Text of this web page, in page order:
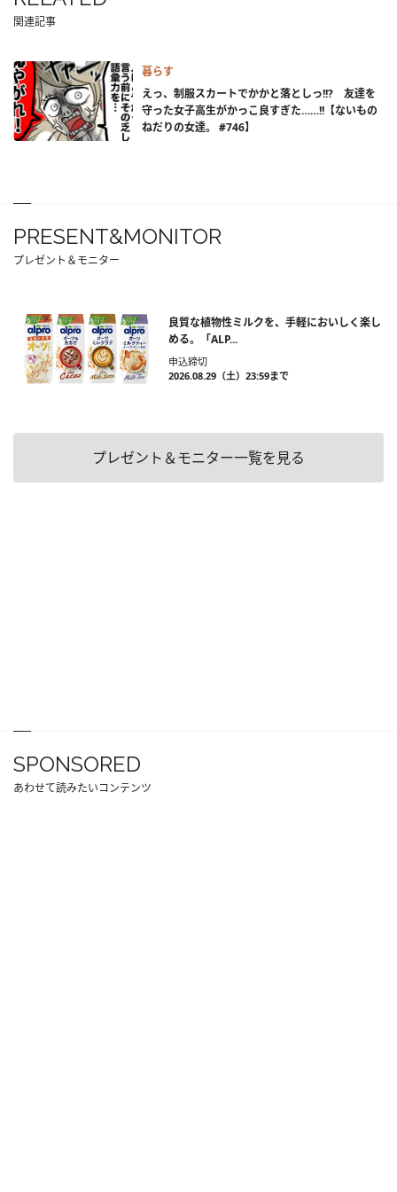
関連記事
暮らす
えっ、制服スカートでかかと落としっ!!? 友達を
守った女子高生がかっこ良すぎた……!!【ないもの
ねだりの女達。 #746】
PRESENT&MONITOR
プレゼント＆モニター
良質な植物性ミルクを、手軽においしく楽し
める。「ALP...
申込締切
2026.08.29（土）23:59まで
プレゼント＆モニター一覧を見る
SPONSORED
あわせて読みたいコンテンツ